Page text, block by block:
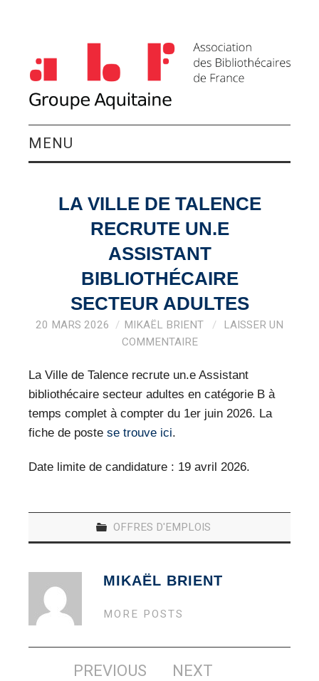
MENU
ACTIVITÉS DU
AGENDA
VEILLE PRO
OFFRES D’EMPLOIS
LA VILLE DE TALENCE
RECRUTE UN.E
ASSISTANT
BIBLIOTHÉCAIRE
SECTEUR ADULTES
20 MARS 2026 MIKAËL BRIENT
LAISSER UN
COMMENTAIRE
La Ville de Talence recrute un.e Assistant
bibliothécaire secteur adultes en catégorie B à
temps complet à compter du 1er juin 2026. La
fiche de postese trouve ici.
Date limite de candidature : 19 avril 2026.
OFFRES D'EMPLOIS
MIKAËL BRIENT
MORE POSTS
Navigation
PREVIOUS
NEXT